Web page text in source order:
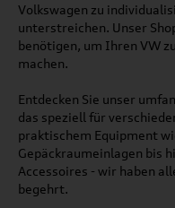
Volkswagen zu
unterstreichen. Unser
benötigen, um Ihren VW
machen.
Entdecken Sie unser
das speziell für
praktischem Equipment
Gepäckraumeinlagen bis
Accessoires - wir haben
begehrt.